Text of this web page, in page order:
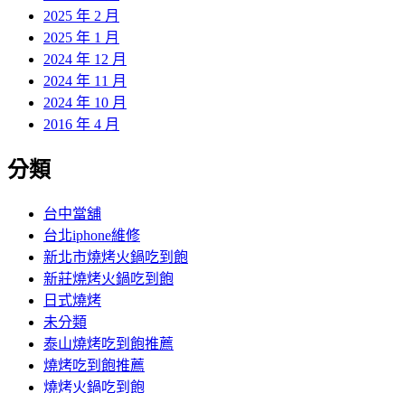
2025 年 2 月
2025 年 1 月
2024 年 12 月
2024 年 11 月
2024 年 10 月
2016 年 4 月
分類
台中當舖
台北iphone維修
新北市燒烤火鍋吃到飽
新莊燒烤火鍋吃到飽
日式燒烤
未分類
泰山燒烤吃到飽推薦
燒烤吃到飽推薦
燒烤火鍋吃到飽